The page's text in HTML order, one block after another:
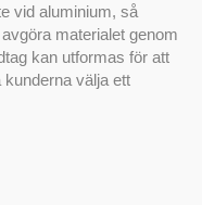
vid aluminium, så
materialet genom
kan utformas för att
välja ett